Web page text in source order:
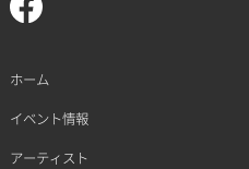
ホーム
イベント情報
アーティスト